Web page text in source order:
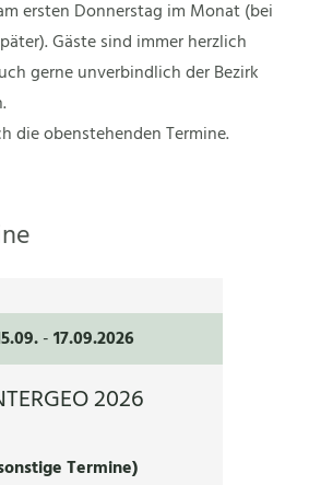
ersten Donnerstag im Monat (bei
Gäste sind immer herzlich
gerne unverbindlich der Bezirk
die obenstehenden Termine.
-17.09.2026
2026
Termine)